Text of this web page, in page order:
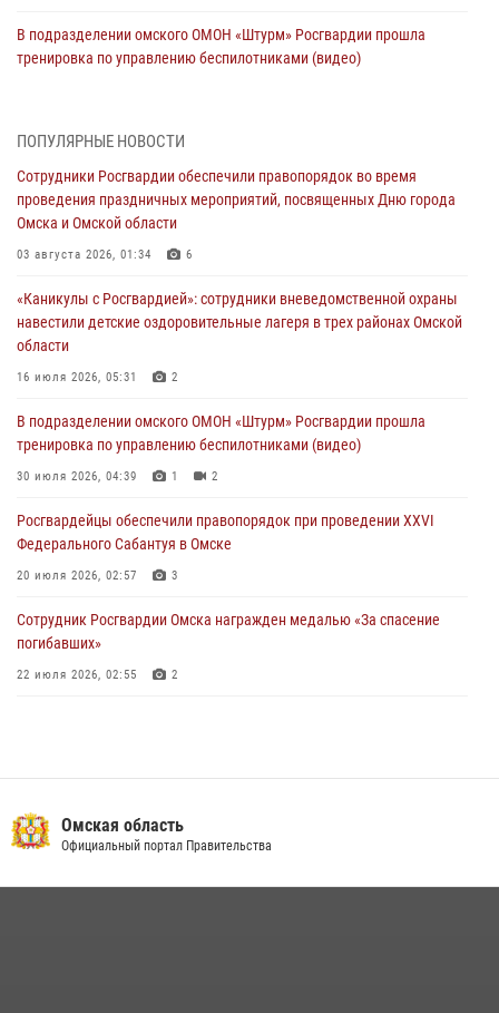
В подразделении омского ОМОН «Штурм» Росгвардии прошла
тренировка по управлению беспилотниками (видео)
Росгвардия обеспечила безопасность уникального передвижного
29 июля 2026, 01:49
Росгвардейцы приняли участие в крестном ходе в День крещения
Руси в Омске
При содействии спецназа Росгвардии пресечены нарушения
миграционного законодательства в Омске (видео)
27 июля 2026, 07:54
Росгвардия обеспечила правопорядок на концерте группы IOWA в
Омске
27 июля 2026, 01:42
ПОПУЛЯРНЫЕ НОВОСТИ
Сотрудники Росгвардии обеспечили правопорядок во время
проведения праздничных мероприятий, посвященных Дню города
Омска и Омской области
03 августа 2026, 01:34 6
«Каникулы с Росгвардией»: сотрудники вневедомственной охраны
навестили детские оздоровительные лагеря в трех районах Омской
области
16 июля 2026, 05:31 2
В подразделении омского ОМОН «Штурм» Росгвардии прошла
тренировка по управлению беспилотниками (видео)
30 июля 2026, 04:39 1 2
Росгвардейцы обеcпечили правопорядок при проведении XXVI
Федерального Сабантуя в Омске
20 июля 2026, 02:57 3
Сотрудник Росгвардии Омска награжден медалью «За спасение
погибавших»
22 июля 2026, 02:55 2
Cотрудники ОМОН "Штурм" Росгвардии отработали навыки
пилотирования БПЛА в Омске
Омская область
Официальный портал Правительства